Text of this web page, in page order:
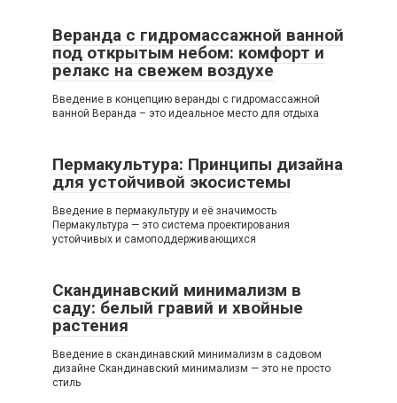
Веранда с гидромассажной ванной
под открытым небом: комфорт и
релакс на свежем воздухе
Введение в концепцию веранды с гидромассажной
ванной Веранда – это идеальное место для отдыха
Пермакультура: Принципы дизайна
для устойчивой экосистемы
Введение в пермакультуру и её значимость
Пермакультура — это система проектирования
устойчивых и самоподдерживающихся
Скандинавский минимализм в
саду: белый гравий и хвойные
растения
Введение в скандинавский минимализм в садовом
дизайне Скандинавский минимализм — это не просто
стиль